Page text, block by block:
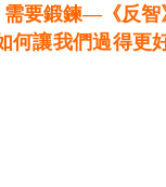
要鍛鍊—《反智
讓我們過得更